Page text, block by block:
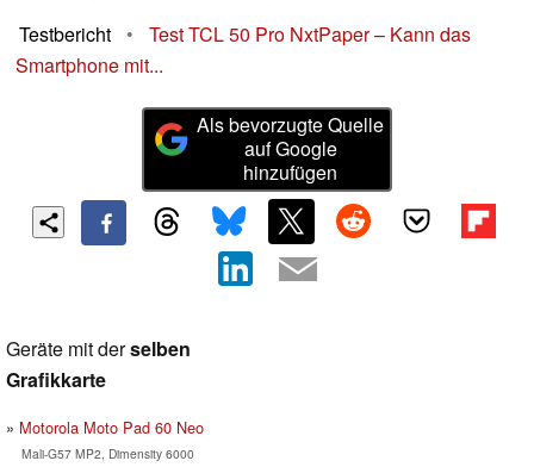
Testbericht
•
Test TCL 50 Pro NxtPaper – Kann das
Smartphone mit...
Als bevorzugte Quelle
auf Google
hinzufügen
Geräte mit derselben
Grafikkarte
Motorola Moto Pad 60 Neo
Mali-G57 MP2, Dimensity 6000